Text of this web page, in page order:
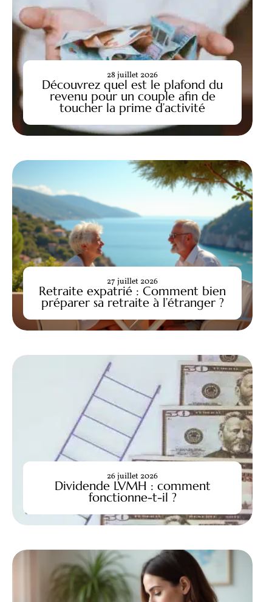
Découvrez quel est le plafond du
revenu pour un couple afin de
toucher la prime d’activité
28 juillet 2026
Retraite expatrié : Comment bien
préparer sa retraite à l’étranger ?
27 juillet 2026
Dividende LVMH : comment
fonctionne-t-il ?
26 juillet 2026